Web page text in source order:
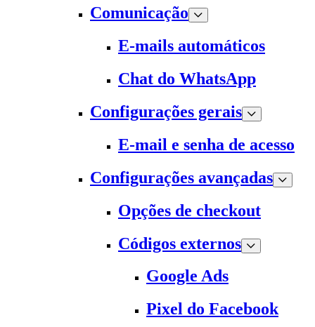
Comunicação
E-mails automáticos
Chat do WhatsApp
Configurações gerais
E-mail e senha de acesso
Configurações avançadas
Opções de checkout
Códigos externos
Google Ads
Pixel do Facebook